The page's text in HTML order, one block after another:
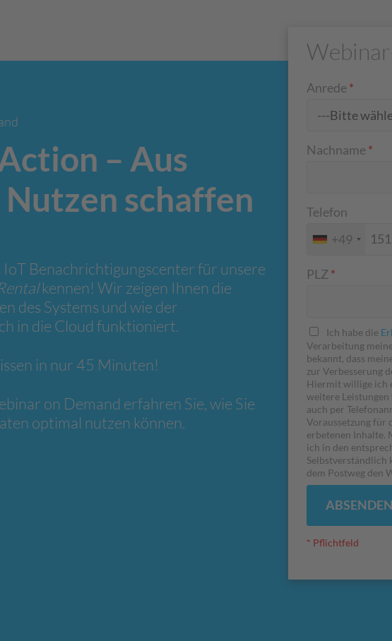
– Aus
schaffen
IoT Benachrichtigungscenter für unsere
kennen! Wir zeigen Ihnen die
des Systems und wie der
in die Cloud funktioniert.
in nur 45 Minuten!
on Demand erfahren Sie, wie Sie
optimal nutzen können.
Anrede*
Nachname*
Telefon
+49
PLZ *
Ich habe die
Verarbeitung
bekannt, dass
zur Verbesserung
Hiermit willige ich
weitere
auch per
Voraussetzung für
erbetenen Inhalte.
ich in den
Selbstverständlich
dem Postweg den
ABSENDEN
* Pflichtfeld